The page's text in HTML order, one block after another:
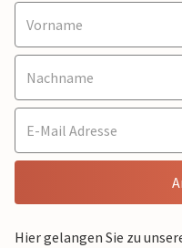
Hier gelangen Sie zu